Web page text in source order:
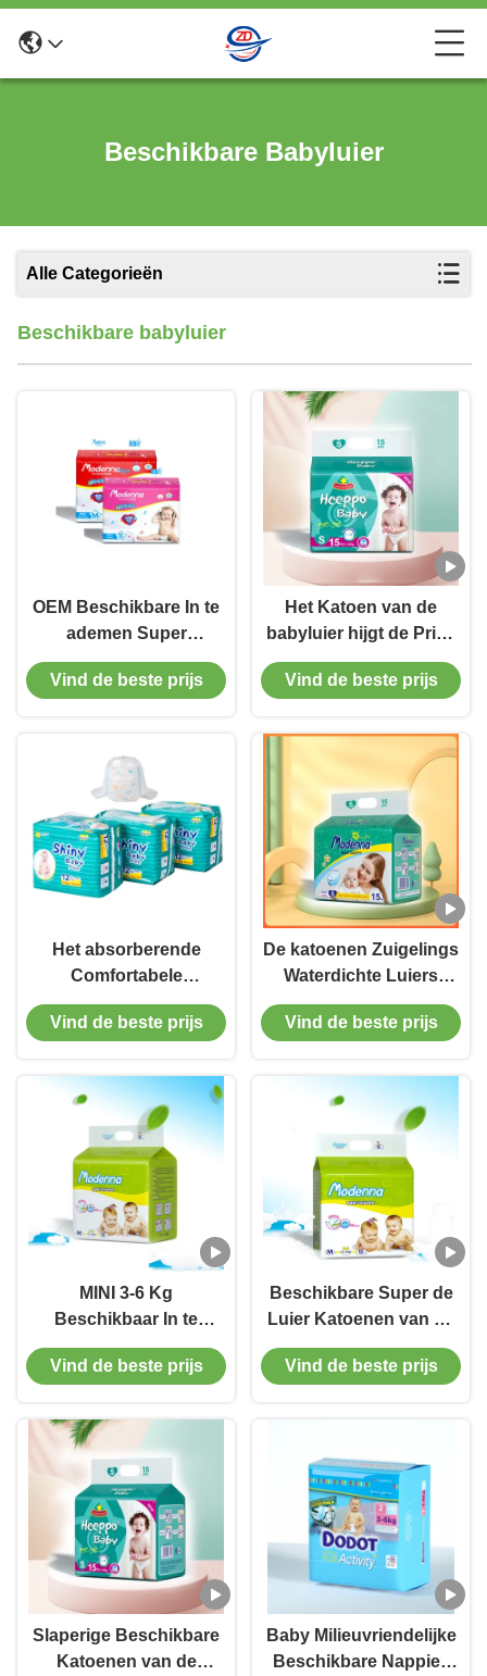
Beschikbare Babyluier
Alle Categorieën
Beschikbare babyluier
OEM Beschikbare In te
ademen Super
Absorberende
Pasgeboren
Vind de beste prijs
Het Katoen van de
babyluier hijgt de Privé
Pasgeboren Broek van
de Etiket In te ademen
Vind de beste prijs
Het absorberende
Comfortabele
Beschikbare Kanaal
van de het Lekpreventie
Vind de beste prijs
De katoenen Zuigelings
Waterdichte Luiers
drukten Één de
Doekluier van de
Vind de beste prijs
MINI 3-6 Kg
Beschikbaar In te
ademen Super
Absorberend
Type van de Babyluier
Vind de beste prijs
Beschikbare Super de
Luier Katoenen van de
Absorptiebaby
Gemakkelijke omhoog
Vind de beste prijs
Slaperige Beschikbare
Katoenen van de
Baby Milieuvriendelijke
Beschikbare Nappies